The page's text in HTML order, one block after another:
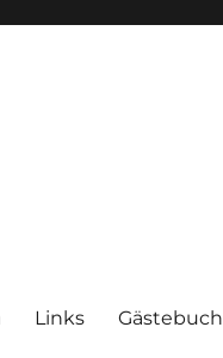
Links Gästebuch